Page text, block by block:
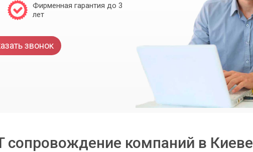
Фирменная гарантия до 3
лет
звонок
сопровождение компаний в Киеве